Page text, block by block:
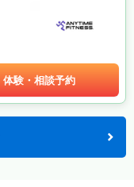
体験・相談予約